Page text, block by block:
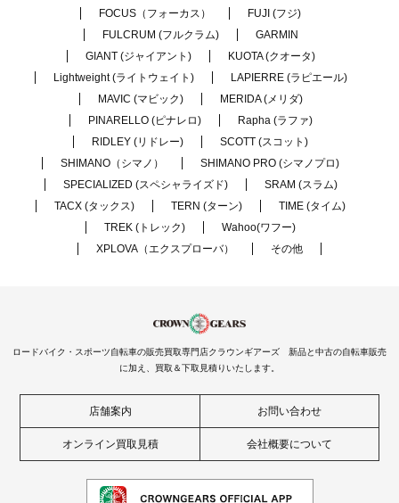
FOCUS（フォーカス）
FUJI (フジ)
FULCRUM (フルクラム)
GARMIN
GIANT (ジャイアント)
KUOTA (クオータ)
Lightweight (ライトウェイト)
LAPIERRE (ラピエール)
MAVIC (マビック)
MERIDA (メリダ)
PINARELLO (ピナレロ)
Rapha (ラファ)
RIDLEY (リドレー)
SCOTT (スコット)
SHIMANO（シマノ）
SHIMANO PRO (シマノプロ)
SPECIALIZED (スペシャライズド)
SRAM (スラム)
TACX (タックス)
TERN (ターン)
TIME (タイム)
TREK (トレック)
Wahoo(ワフー)
XPLOVA（エクスプローバ）
その他
ロードバイク・スポーツ自転車の販売買取専門店クラウンギアーズ 新品と中古の自転車販売
に加え、買取＆下取見積りいたします。
店舗案内 お問い合わせ
オンライン買取見積 会社概要について